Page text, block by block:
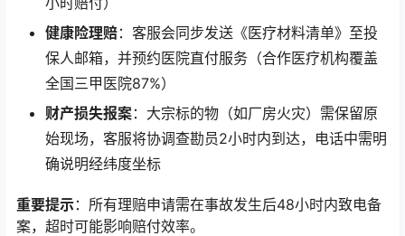
健康险理赔：客服会同步发送《医疗材料清单》至投
保人邮箱，并预约医院直付服务（合作医疗机构覆盖
全国三甲医院87%）
财产损失报案：大宗标的物（如厂房火灾）需保留原
始现场，客服将协调查勘员2小时内到达，电话中需明
确说明经纬度坐标
重要提示：所有理赔申请需在事故发生后48小时内致电备
案，超时可能影响赔付效率。